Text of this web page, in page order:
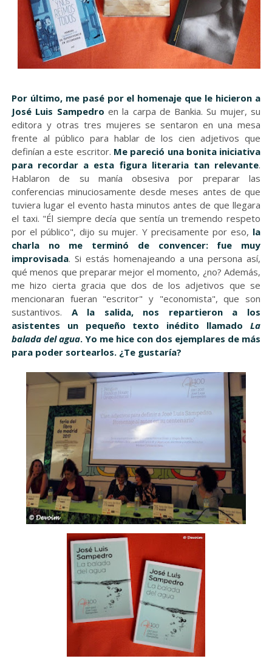
Por último, me pasé por el homenaje que le hicieron a
José Luis Sampedro en la carpa de Bankia. Su mujer, su
editora y otras tres mujeres se sentaron en una mesa
frente al público para hablar de los cien adjetivos que
definían a este escritor. Me pareció una bonita iniciativa
para recordar a esta figura literaria tan relevante.
Hablaron de su manía obsesiva por preparar las
conferencias minuciosamente desde meses antes de que
tuviera lugar el evento hasta minutos antes de que llegara
el taxi. "Él siempre decía que sentía un tremendo respeto
por el público", dijo su mujer. Y precisamente por eso, la
charla no me terminó de convencer: fue muy
improvisada. Si estás homenajeando a una persona así,
qué menos que preparar mejor el momento, ¿no? Además,
me hizo cierta gracia que dos de los adjetivos que se
mencionaran fueran "escritor" y "economista", que son
sustantivos. A la salida, nos repartieron a los
asistentes un pequeño texto inédito llamadoLa
balada del agua. Yo me hice con dos ejemplares de más
para poder sortearlos. ¿Te gustaría?